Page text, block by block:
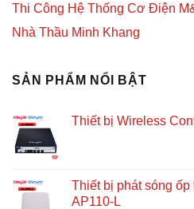
Thi Công Hệ Thống Cơ Điện
Nhà Thầu Minh Khang
SẢN PHẨM NỔI BẬT
Thiết bị Wireless
Thiết bị phát sóng
AP110-L